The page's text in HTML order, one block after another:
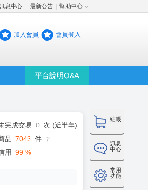
息中心 最新公告 幫助中心
加入會員 會員登入
平台說明Q&A
結帳
訊息
中心
常用
功能
完成交易 0
次 (近半年)
品 7043 件 ❔
用 99 %